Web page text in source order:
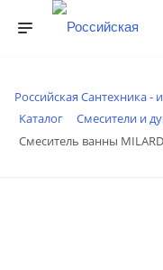
Российская Сантехника -
Каталог
Смесители и
Смеситель ванны